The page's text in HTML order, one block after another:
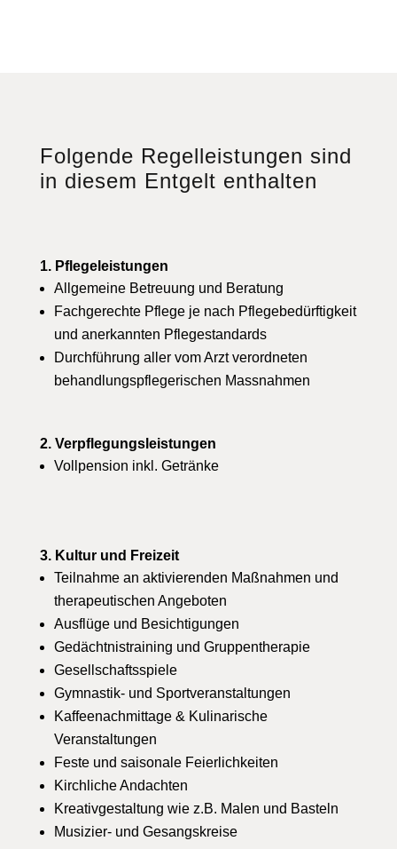
Folgende Regelleistungen sind
in diesem Entgelt enthalten
1. Pflegeleistungen
Allgemeine Betreuung und Beratung
Fachgerechte Pflege je nach Pflegebedürftigkeit
und anerkannten Pflegestandards
Durchführung aller vom Arzt verordneten
behandlungspflegerischen Massnahmen
2. Verpflegungsleistungen
Vollpension inkl. Getränke
3. Kultur und Freizeit
Teilnahme an aktivierenden Maßnahmen und
therapeutischen Angeboten
Ausflüge und Besichtigungen
Gedächtnistraining und Gruppentherapie
Gesellschaftsspiele
Gymnastik- und Sportveranstaltungen
Kaffeenachmittage & Kulinarische
Veranstaltungen
Feste und saisonale Feierlichkeiten
Kirchliche Andachten
Kreativgestaltung wie z.B. Malen und Basteln
Musizier- und Gesangskreise